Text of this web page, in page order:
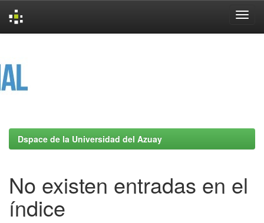
Dspace de la Universidad del Azuay
No existen entradas en el
índice